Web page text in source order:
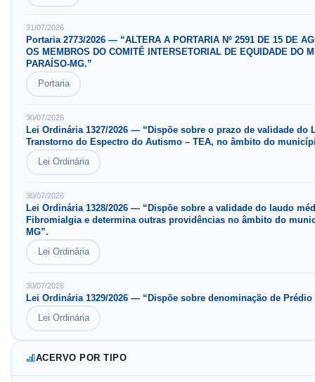
31/07/2026
Portaria 2773/2026 — “ALTERA A PORTARIA Nº 2591 DE 15 DE
OS MEMBROS DO COMITÊ INTERSETORIAL DE EQUIDADE DO
PARAÍSO-MG.”
Portaria
30/07/2026
Lei Ordinária 1327/2026 — “Dispõe sobre o prazo de validade do
Transtorno do Espectro do Autismo – TEA, no âmbito do
Lei Ordinária
30/07/2026
Lei Ordinária 1328/2026 — “Dispõe sobre a validade do laudo
Fibromialgia e determina outras providências no âmbito do
MG”.
Lei Ordinária
30/07/2026
Lei Ordinária 1329/2026 — “Dispõe sobre denominação de
Lei Ordinária
ACERVO POR TIPO